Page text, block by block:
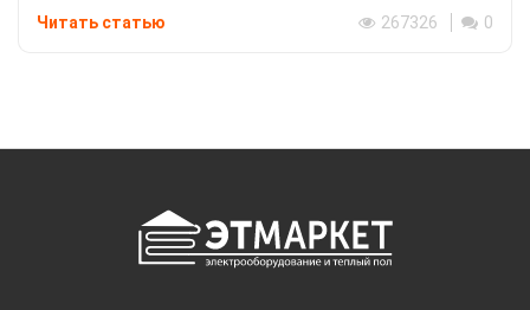
Читать статью
267326 0